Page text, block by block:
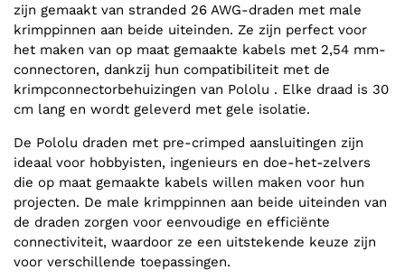
zijn gemaakt van stranded 26 AWG-draden met male
krimppinnen aan beide uiteinden. Ze zijn perfect voor
het maken van op maat gemaakte kabels met 2,54 mm-
connectoren, dankzij hun compatibiliteit met de
krimpconnectorbehuizingen van Pololu . Elke draad is 30
cm lang en wordt geleverd met gele isolatie.
De Pololu draden met pre-crimped aansluitingen zijn
ideaal voor hobbyisten, ingenieurs en doe-het-zelvers
die op maat gemaakte kabels willen maken voor hun
projecten. De male krimppinnen aan beide uiteinden van
de draden zorgen voor eenvoudige en efficiënte
connectiviteit, waardoor ze een uitstekende keuze zijn
voor verschillende toepassingen.